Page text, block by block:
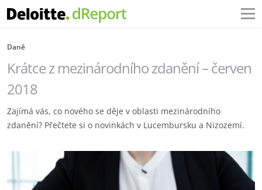
Daně
Krátce z mezinárodního zdanění – červen
2018
Zajímá vás, co nového se děje v oblasti mezinárodního
zdanění? Přečtete si o novinkách v Lucembursku a Nizozemí.